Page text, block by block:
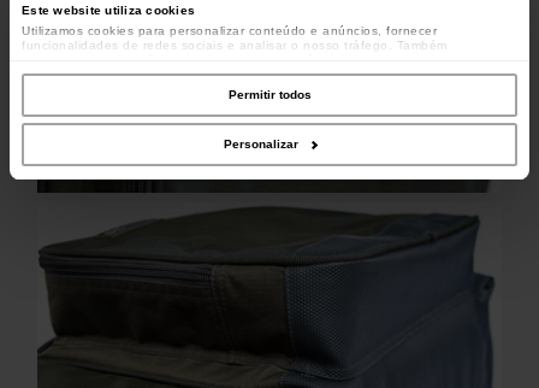
Este website utiliza cookies
Utilizamos cookies para personalizar conteúdo e anúncios, fornecer
funcionalidades de redes sociais e analisar o nosso tráfego. Também
parceiros de redes sociais, de publicidade e de análise, que as podem combinar
com outras informações que lhes forneceu ou recolhidas por estes a partir da
sua utilização dos respetivos serviços.
Permitir todos
Personalizar